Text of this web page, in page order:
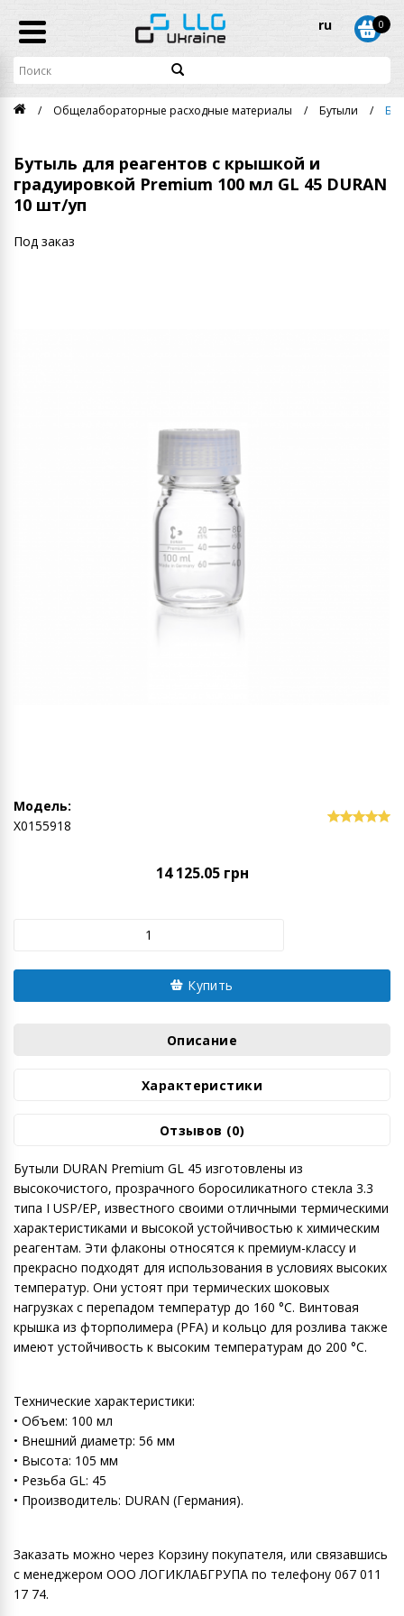
ru 0
Общелабораторные расходные материалы Бутыли
Бутыль для реагентов с крышкой и
градуировкой Premium 100 мл GL 45 DURAN
10 шт/уп
Под заказ
Модель:
Х0155918
14 125.05 грн
Купить
Описание
Характеристики
Отзывов (0)
Бутыли DURAN Premium GL 45 изготовлены из
высокочистого, прозрачного боросиликатного стекла 3.3
типа I USP/EP, известного своими отличными термическими
характеристиками и высокой устойчивостью к химическим
реагентам. Эти флаконы относятся к премиум-классу и
прекрасно подходят для использования в условиях высоких
температур. Они устоят при термических шоковых
нагрузках с перепадом температур до 160 °C. Винтовая
крышка из фторполимера (PFA) и кольцо для розлива также
имеют устойчивость к высоким температурам до 200 °C.
Технические характеристики:
• Объем: 100 мл
• Внешний диаметр: 56 мм
• Высота: 105 мм
• Резьба GL: 45
• Производитель: DURAN (Германия).
Заказать можно через Корзину покупателя, или связавшись
с менеджером ООО ЛОГИКЛАБГРУПА по телефону 067 011
17 74.